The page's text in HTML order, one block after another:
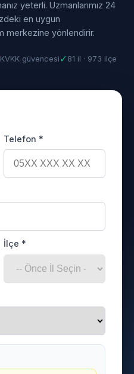
yeterli. Uzmanlarımız 24
en uygun
merkezine yönlendirir.
KVKK güvencesi ✓ 81 il · 973 ilçe
Telefon *
İlçe *